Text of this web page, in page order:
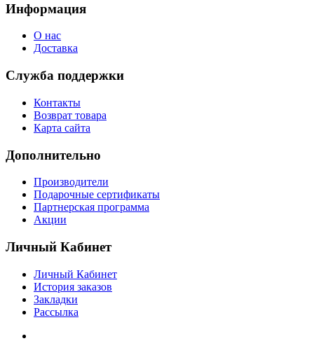
Информация
О нас
Доставка
Служба поддержки
Контакты
Возврат товара
Карта сайта
Дополнительно
Производители
Подарочные сертификаты
Партнерская программа
Акции
Личный Кабинет
Личный Кабинет
История заказов
Закладки
Рассылка